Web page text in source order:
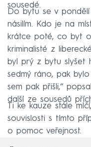
sousedé.
Do bytu se v
násilím. Kdo je na
krátce poté, co byt
kriminalisté z
byl prý z bytu slyšet
sedmý ráno, pak
sem pak přišli,“
další ze sousedů
Ti ke kauze stále
souvislosti s tímto
o pomoc veřejnost.